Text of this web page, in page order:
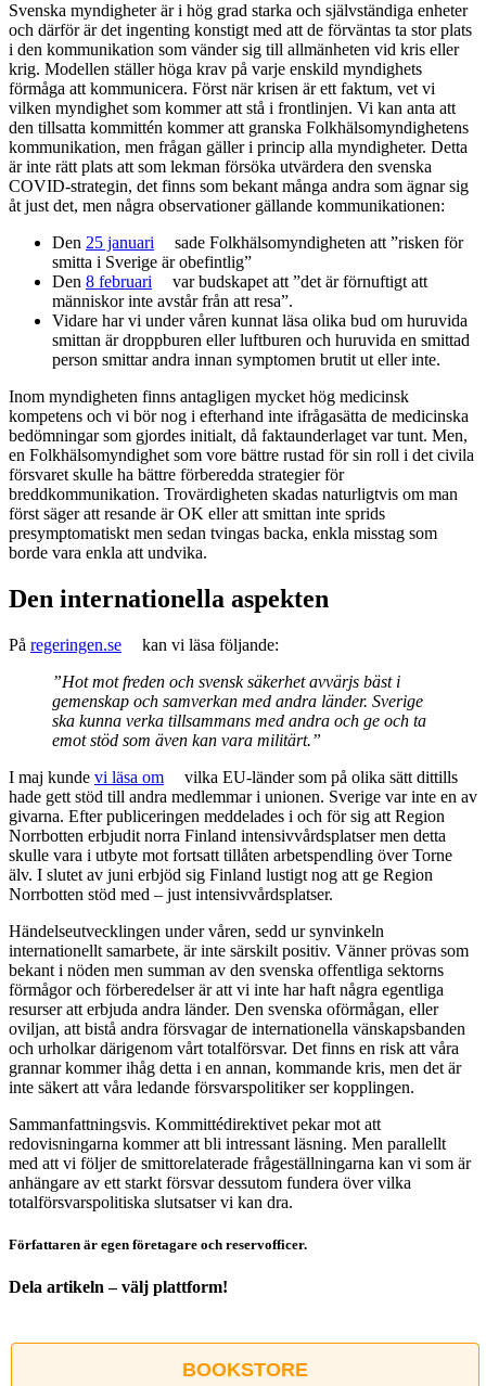
Svenska myndigheter är i hög grad starka och självständiga enheter
och därför är det ingenting konstigt med att de förväntas ta stor plats
i den kommunikation som vänder sig till allmänheten vid kris eller
krig. Modellen ställer höga krav på varje enskild myndighets
förmåga att kommunicera. Först när krisen är ett faktum, vet vi
vilken myndighet som kommer att stå i frontlinjen. Vi kan anta att
den tillsatta kommittén kommer att granska Folkhälsomyndighetens
kommunikation, men frågan gäller i princip alla myndigheter. Detta
är inte rätt plats att som lekman försöka utvärdera den svenska
COVID-strategin, det finns som bekant många andra som ägnar sig
åt just det, men några observationer gällande kommunikationen:
Den 25 januari
sade Folkhälsomyndigheten att ”risken för
smitta i Sverige är obefintlig”
Den 8 februari
var budskapet att ”det är förnuftigt att
människor inte avstår från att resa”.
Vidare har vi under våren kunnat läsa olika bud om huruvida
smittan är droppburen eller luftburen och huruvida en smittad
person smittar andra innan symptomen brutit ut eller inte.
Inom myndigheten finns antagligen mycket hög medicinsk
kompetens och vi bör nog i efterhand inte ifrågasätta de medicinska
bedömningar som gjordes initialt, då faktaunderlaget var tunt. Men,
en Folkhälsomyndighet som vore bättre rustad för sin roll i det civila
försvaret skulle ha bättre förberedda strategier för
breddkommunikation. Trovärdigheten skadas naturligtvis om man
först säger att resande är OK eller att smittan inte sprids
presymptomatiskt men sedan tvingas backa, enkla misstag som
borde vara enkla att undvika.
Den internationella aspekten
På regeringen.se
kan vi läsa följande:
”Hot mot freden och svensk säkerhet avvärjs bäst i
gemenskap och samverkan med andra länder. Sverige
ska kunna verka tillsammans med andra och ge och ta
emot stöd som även kan vara militärt.”
I maj kunde vi läsa om
vilka EU-länder som på olika sätt dittills
hade gett stöd till andra medlemmar i unionen. Sverige var inte en av
givarna. Efter publiceringen meddelades i och för sig att Region
Norrbotten erbjudit norra Finland intensivvårdsplatser men detta
skulle vara i utbyte mot fortsatt tillåten arbetspendling över Torne
älv. I slutet av juni erbjöd sig Finland lustigt nog att ge Region
Norrbotten stöd med – just intensivvårdsplatser.
Händelseutvecklingen under våren, sedd ur synvinkeln
internationellt samarbete, är inte särskilt positiv. Vänner prövas som
bekant i nöden men summan av den svenska offentliga sektorns
förmågor och förberedelser är att vi inte har haft några egentliga
resurser att erbjuda andra länder. Den svenska oförmågan, eller
oviljan, att bistå andra försvagar de internationella vänskapsbanden
och urholkar därigenom vårt totalförsvar. Det finns en risk att våra
grannar kommer ihåg detta i en annan, kommande kris, men det är
inte säkert att våra ledande försvarspolitiker ser kopplingen.
Sammanfattningsvis. Kommittédirektivet pekar mot att
redovisningarna kommer att bli intressant läsning. Men parallellt
med att vi följer de smittorelaterade frågeställningarna kan vi som är
anhängare av ett starkt försvar dessutom fundera över vilka
totalförsvarspolitiska slutsatser vi kan dra.
Författaren är egen företagare och reservofficer.
Dela artikeln – välj plattform!
post
BOOKSTORE